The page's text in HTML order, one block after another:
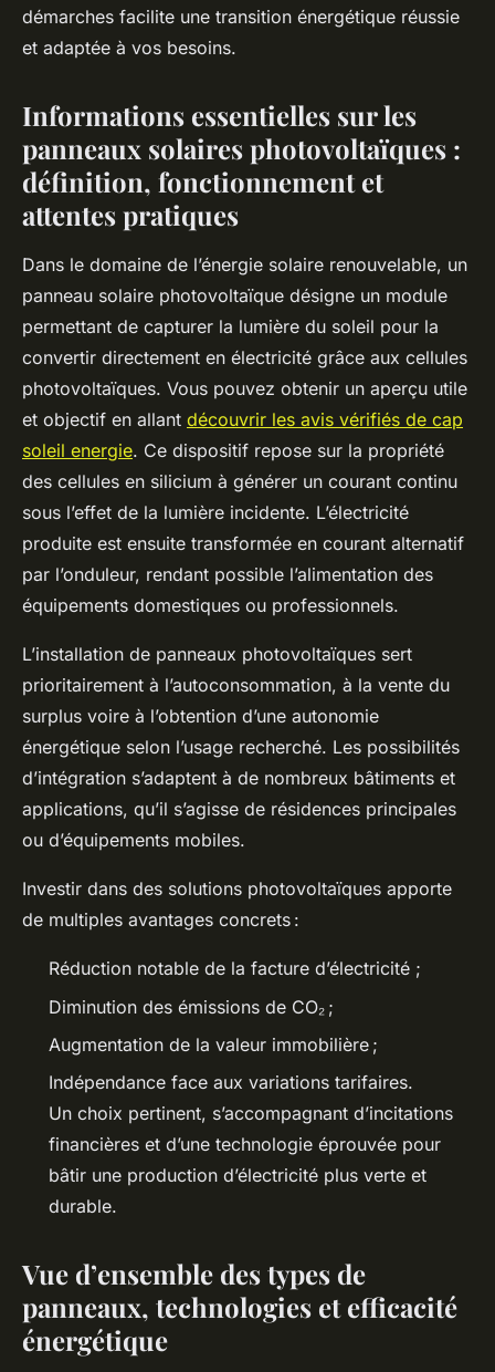
démarches facilite une transition énergétique réussie
et adaptée à vos besoins.
Informations essentielles sur les
panneaux solaires photovoltaïques :
définition, fonctionnement et
attentes pratiques
Dans le domaine de l’énergie solaire renouvelable, un
panneau solaire photovoltaïque désigne un module
permettant de capturer la lumière du soleil pour la
convertir directement en électricité grâce aux cellules
photovoltaïques. Vous pouvez obtenir un aperçu utile
et objectif en allant découvrir les avis vérifiés de cap
soleil energie. Ce dispositif repose sur la propriété
des cellules en silicium à générer un courant continu
sous l’effet de la lumière incidente. L’électricité
produite est ensuite transformée en courant alternatif
par l’onduleur, rendant possible l’alimentation des
équipements domestiques ou professionnels.
L’installation de panneaux photovoltaïques sert
prioritairement à l’autoconsommation, à la vente du
surplus voire à l’obtention d’une autonomie
énergétique selon l’usage recherché. Les possibilités
d’intégration s’adaptent à de nombreux bâtiments et
applications, qu’il s’agisse de résidences principales
ou d’équipements mobiles.
Investir dans des solutions photovoltaïques apporte
de multiples avantages concrets :
Réduction notable de la facture d’électricité ;
Diminution des émissions de CO₂ ;
Augmentation de la valeur immobilière ;
Indépendance face aux variations tarifaires.
Un choix pertinent, s’accompagnant d’incitations
financières et d’une technologie éprouvée pour
bâtir une production d’électricité plus verte et
durable.
Vue d’ensemble des types de
panneaux, technologies et efficacité
énergétique